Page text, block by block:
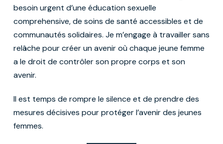
besoin urgent d’une éducation sexuelle
comprehensive, de soins de santé accessibles et de
communautés solidaires. Je m’engage à travailler sans
relâche pour créer un avenir où chaque jeune femme
a le droit de contrôler son propre corps et son
avenir.
Il est temps de rompre le silence et de prendre des
mesures décisives pour protéger l’avenir des jeunes
femmes.